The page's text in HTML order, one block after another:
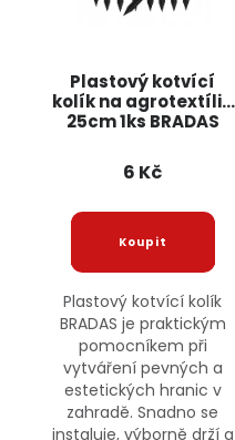
Plastový kotvící
kolík na agrotextílie
25cm 1ks BRADAS
6 Kč
Plastový kotvící kolík
BRADAS je praktickým
pomocníkem při
vytváření pevných a
estetických hranic v
zahradě. Snadno se
instaluje, výborně drží a